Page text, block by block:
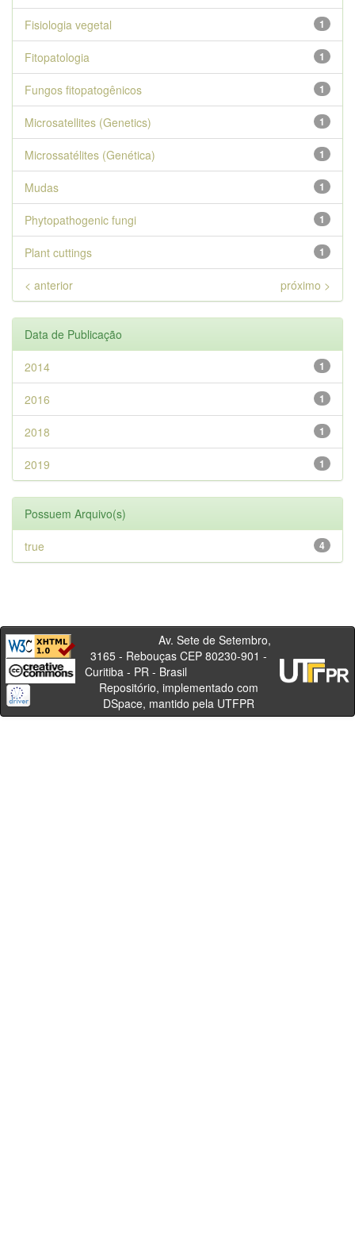
1
Fisiologia vegetal
1
Fitopatologia
1
Fungos fitopatogênicos
1
Microsatellites (Genetics)
1
Microssatélites (Genética)
1
Mudas
1
Phytopathogenic fungi
1
Plant cuttings
< anterior próximo >
Data de Publicação
1
2014
1
2016
1
2018
1
2019
Possuem Arquivo(s)
4
true
Av. Sete de Setembro,
3165 - Rebouças CEP 80230-901 -
Curitiba - PR - Brasil
Repositório, implementado com
DSpace, mantido pela UTFPR